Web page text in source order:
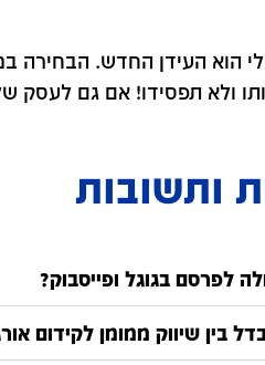
הוא העידן החדש.
ולא תפסידו! אם גם לעסק
ותשובות
לפרסם בגוגל ופייסבוק?
בין שיווק ממומן לקידום